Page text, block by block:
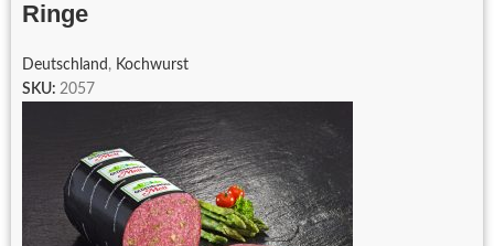
Ringe
Deutschland , Kochwurst
SKU: 2057